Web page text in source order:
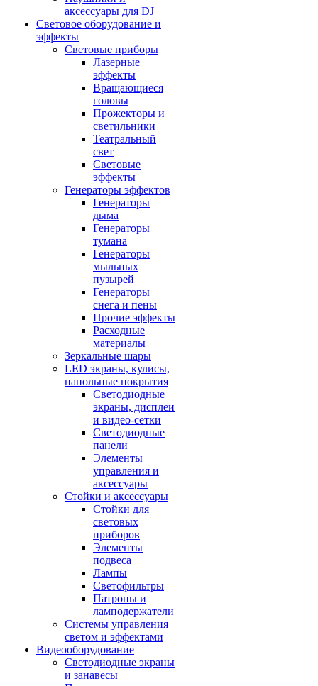
аксессуары для DJ
Световое оборудование и
эффекты
Световые приборы
Лазерные
эффекты
Вращающиеся
головы
Прожекторы и
светильники
Театральный
свет
Световые
эффекты
Генераторы эффектов
Генераторы
дыма
Генераторы
тумана
Генераторы
мыльных
пузырей
Генераторы
снега и пены
Прочие эффекты
Расходные
материалы
Зеркальные шары
LED экраны, кулисы,
напольные покрытия
Светодиодные
экраны, дисплеи
и видео-сетки
Светодиодные
панели
Элементы
управления и
аксессуары
Стойки и аксессуары
Стойки для
световых
приборов
Элементы
подвеса
Лампы
Светофильтры
Патроны и
ламподержатели
Системы управления
светом и эффектами
Видеооборудование
Светодиодные экраны
и занавесы